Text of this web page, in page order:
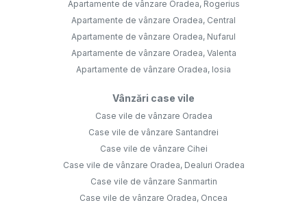
Apartamente de vânzare Oradea, Rogerius
Apartamente de vânzare Oradea, Central
Apartamente de vânzare Oradea, Nufarul
Apartamente de vânzare Oradea, Valenta
Apartamente de vânzare Oradea, Iosia
Vânzări case vile
Case vile de vânzare Oradea
Case vile de vânzare Santandrei
Case vile de vânzare Cihei
Case vile de vânzare Oradea, Dealuri Oradea
Case vile de vânzare Sanmartin
Case vile de vânzare Oradea, Oncea